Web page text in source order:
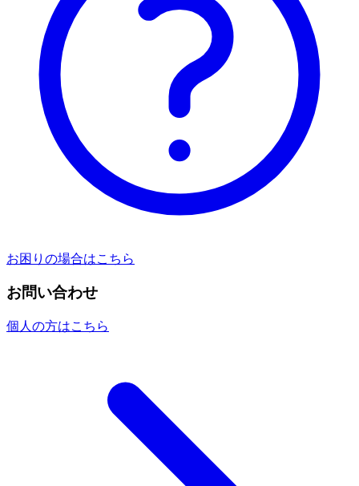
お困りの場合はこちら
お問い合わせ
個人の方はこちら